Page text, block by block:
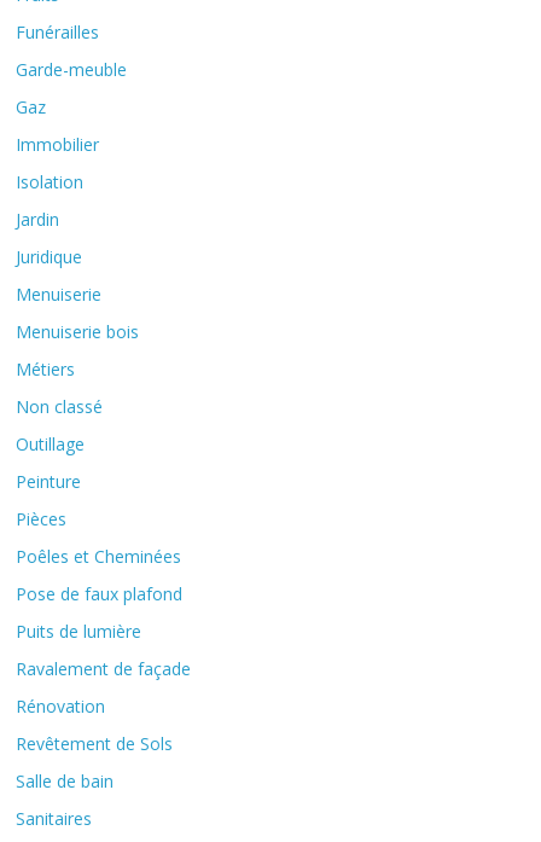
Funérailles
Garde-meuble
Gaz
Immobilier
Isolation
Jardin
Juridique
Menuiserie
Menuiserie bois
Métiers
Non classé
Outillage
Peinture
Pièces
Poêles et Cheminées
Pose de faux plafond
Puits de lumière
Ravalement de façade
Rénovation
Revêtement de Sols
Salle de bain
Sanitaires